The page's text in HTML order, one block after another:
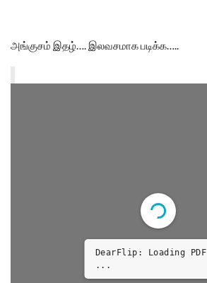
அங்குசம் இதழ்…. இலவசமாக படிக்க…..
DearFlip: Loading PDF
8% ...